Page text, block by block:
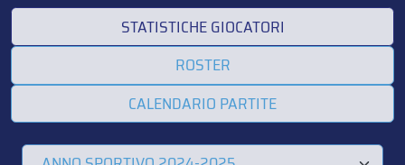
STATISTICHE GIOCATORI
ROSTER
CALENDARIO PARTITE